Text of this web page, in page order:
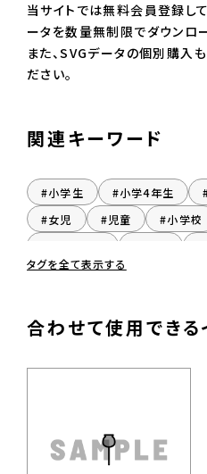
当サイトでは無料会員登録し
ータを数量無制限でダウンロ
また、SVGデータの個別購入
ださい。
関連キーワード
#小学生 #小学4年生
#女児
#児童 #小学校
タグを全て表示する
合わせて使用できる